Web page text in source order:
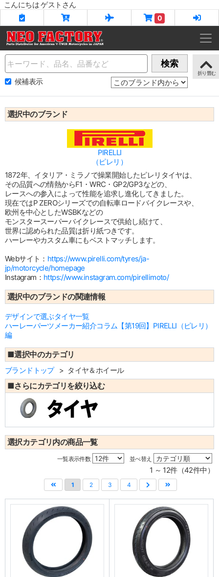
こんにちは ゲストさん
0
Name 検索
候補表示
選択中のブランド
PIRELLI
（ピレリ）
1872年、イタリア・ミラノで操業開始したピレリタイヤは、
その品質への情熱からF1・WRC・GP2/GP3などの、
レースへの参入によって性能を追求し進化してきました。
現在ではP ZEROシリーズでの自転車ロードバイクレースや、
欧州を中心としたWSBKなどの
モンスタースーパーバイクレースで供給し続けて、
世界に認められた品質は折り紙つきです。
ハーレーやカスタム車にもベストマッチします。
Webサイト： https://www.pirelli.com/tyres/ja-
jp/motorcycle/homepage
Instagram： https://www.instagram.com/pirellimoto/
選択中のブランドの関連情報
デザインで選ぶタイヤ一覧
ハーレーパーツメーカー紹介コラム【第19回】PIRELLI（ピレリ）
編
■選択中のカテゴリ
ブランドトップ タイヤ＆ホイール
■さらにカテゴリを絞り込む
選択カテゴリ内の商品一覧
一覧表示件数 並べ替え
1 ～ 12件（42件中）
1 2 3 4